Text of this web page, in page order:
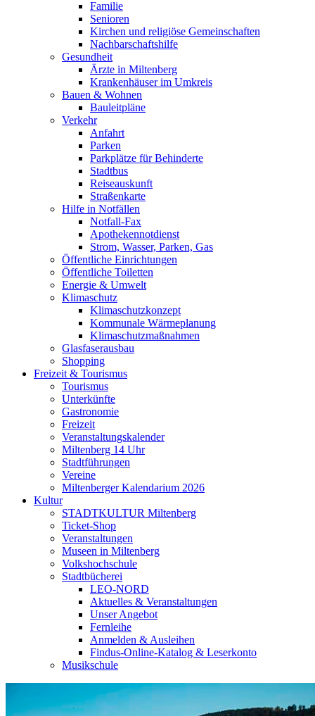
Familie
Senioren
Kirchen und religiöse Gemeinschaften
Nachbarschaftshilfe
Gesundheit
Ärzte in Miltenberg
Krankenhäuser im Umkreis
Bauen & Wohnen
Bauleitpläne
Verkehr
Anfahrt
Parken
Parkplätze für Behinderte
Stadtbus
Reiseauskunft
Straßenkarte
Hilfe in Notfällen
Notfall-Fax
Apothekennotdienst
Strom, Wasser, Parken, Gas
Öffentliche Einrichtungen
Öffentliche Toiletten
Energie & Umwelt
Klimaschutz
Klimaschutzkonzept
Kommunale Wärmeplanung
Klimaschutzmaßnahmen
Glasfaserausbau
Shopping
Freizeit & Tourismus
Tourismus
Unterkünfte
Gastronomie
Freizeit
Veranstaltungskalender
Miltenberg 14 Uhr
Stadtführungen
Vereine
Miltenberger Kalendarium 2026
Kultur
STADTKULTUR Miltenberg
Ticket-Shop
Veranstaltungen
Museen in Miltenberg
Volkshochschule
Stadtbücherei
LEO-NORD
Aktuelles & Veranstaltungen
Unser Angebot
Fernleihe
Anmelden & Ausleihen
Findus-Online-Katalog & Leserkonto
Musikschule